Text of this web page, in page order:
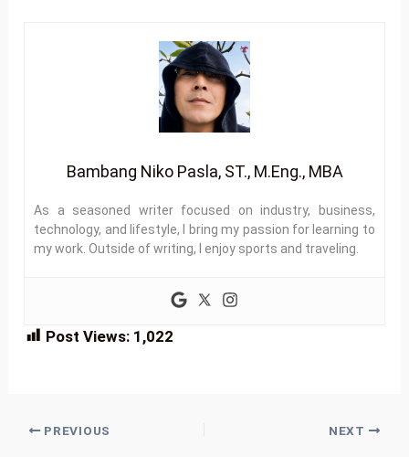
Bambang Niko Pasla, ST., M.Eng., MBA
As a seasoned writer focused on industry, business,
technology, and lifestyle, I bring my passion for learning to
my work. Outside of writing, I enjoy sports and traveling.
Post Views: 1,022
PREVIOUS NEXT